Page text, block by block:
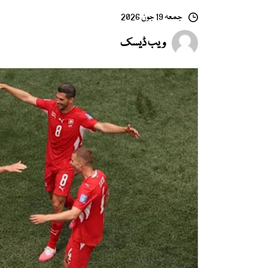
جمعہ 19 جون 2026
ویب ڈیسک